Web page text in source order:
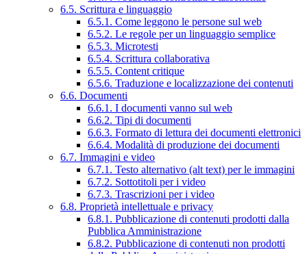
6.5. Scrittura e linguaggio
6.5.1. Come leggono le persone sul web
6.5.2. Le regole per un linguaggio semplice
6.5.3. Microtesti
6.5.4. Scrittura collaborativa
6.5.5. Content critique
6.5.6. Traduzione e localizzazione dei contenuti
6.6. Documenti
6.6.1. I documenti vanno sul web
6.6.2. Tipi di documenti
6.6.3. Formato di lettura dei documenti elettronici
6.6.4. Modalità di produzione dei documenti
6.7. Immagini e video
6.7.1. Testo alternativo (alt text) per le immagini
6.7.2. Sottotitoli per i video
6.7.3. Trascrizioni per i video
6.8. Proprietà intellettuale e privacy
6.8.1. Pubblicazione di contenuti prodotti dalla
Pubblica Amministrazione
6.8.2. Pubblicazione di contenuti non prodotti